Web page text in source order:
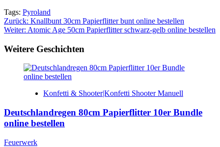
Tags: Pyroland
Beitragsnavigation
Zurück: Knallbunt 30cm Papierflitter bunt online bestellen
Weiter: Atomic Age 50cm Papierflitter schwarz-gelb online bestellen
Weitere Geschichten
Konfetti & Shooter|Konfetti Shooter Manuell
Deutschlandregen 80cm Papierflitter 10er Bundle
online bestellen
Feuerwerk